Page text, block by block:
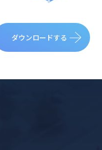
ダウンロードする